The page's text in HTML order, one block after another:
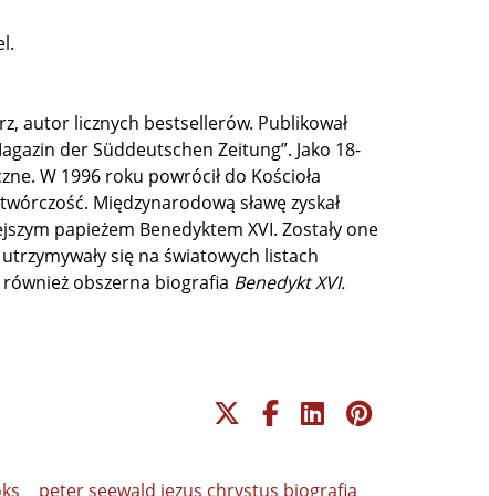
autor licznych bestsellerów. Publikował
der Süddeutschen Zeitung”. Jako 18-
W 1996 roku powrócił do Kościoła
Międzynarodową sławę zyskał
papieżem Benedyktem XVI. Zostały one
się na światowych listach
obszerna biografia Benedykt XVI.
peter seewald jezus chrystus biografia